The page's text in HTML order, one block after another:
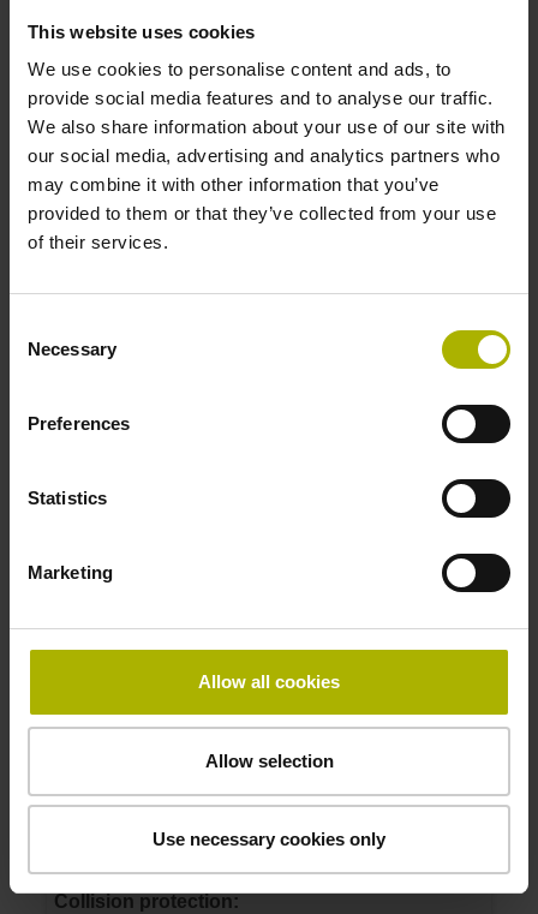
This website uses cookies
We use cookies to personalise content and ads, to
provide social media features and to analyse our traffic.
We also share information about your use of our site with
our social media, advertising and analytics partners who
may combine it with other information that you’ve
provided to them or that they’ve collected from your use
of their services.
Selection
Necessary
Preferences
Statistics
Marketing
Allow all cookies
Allow selection
Use necessary cookies only
Collision protection:
CP Collision protection
Tool holder:
S88 JIS B 6339, BT 40, M16
ID number:
1178530-53
TS 460 S72 T404 AR/I 0 RF-EN/IR CP
CP Collision protection
ID number:
TS 460 S69 T404 AR/I 0 RF-EN/IR CP
Collision protection: